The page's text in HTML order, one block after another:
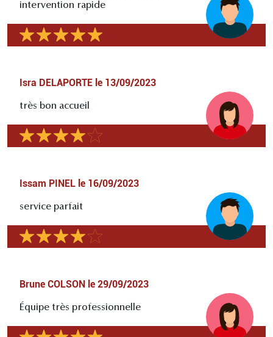
intervention rapide
Isra DELAPORTE le 13/09/2023
très bon accueil
Issam PINEL le 16/09/2023
service parfait
Brune COLSON le 29/09/2023
Équipe très professionnelle